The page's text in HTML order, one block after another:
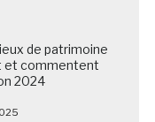
de patrimoine
et commentent
2024